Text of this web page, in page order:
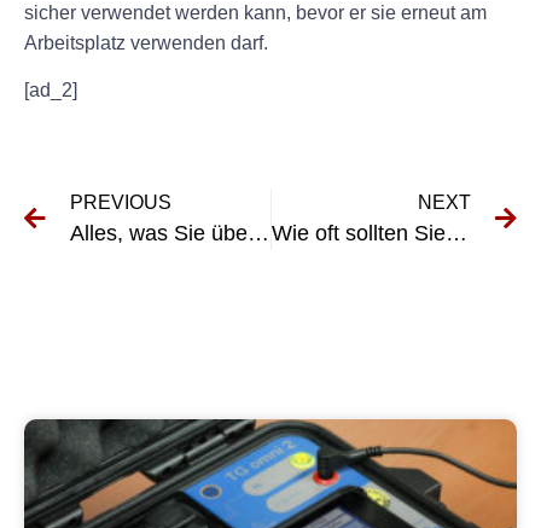
sicher verwendet werden kann, bevor er sie erneut am
Arbeitsplatz verwenden darf.
[ad_2]
PREVIOUS
Alles, was Sie über die VDS-Prüfung für Elektroinstallationen wissen müssen
NEXT
Wie oft sollten Sie VDS-Tests an elektrischen Systemen durchführen?